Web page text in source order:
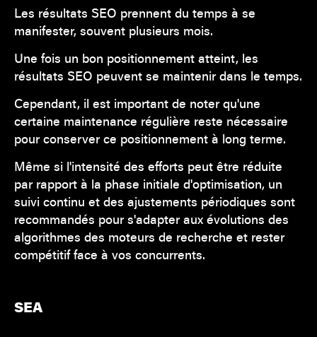
Les résultats SEO prennent du temps à se
manifester, souvent plusieurs mois.
Une fois un bon positionnement atteint, les
résultats SEO peuvent se maintenir dans le temps.
Cependant, il est important de noter qu'une
certaine maintenance régulière reste nécessaire
pour conserver ce positionnement à long terme.
Même si l'intensité des efforts peut être réduite
par rapport à la phase initiale d'optimisation, un
suivi continu et des ajustements périodiques sont
recommandés pour s'adapter aux évolutions des
algorithmes des moteurs de recherche et rester
compétitif face à vos concurrents.
SEA